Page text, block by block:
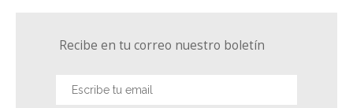
Recibe en tu correo nuestro boletín